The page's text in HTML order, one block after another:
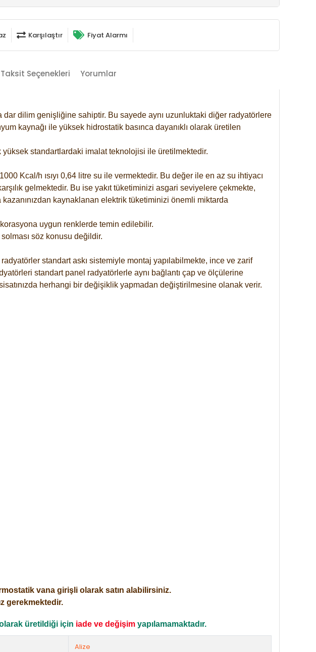
Karşılaştır Fiyat Alarmı
Taksit Seçenekleri Yorumlar
dilim genişliğine sahiptir. Bu sayede aynı uzunluktaki diğer radyatörlere
kaynağı ile yüksek hidrostatik basınca dayanıklı olarak üretilen
standartlardaki imalat teknolojisi ile üretilmektedir.
Kcal/h ısıyı 0,64 litre su ile vermektedir. Bu değer ile en az su ihtiyacı
gelmektedir. Bu ise yakıt tüketiminizi asgari seviyelere çekmekte,
kazanınızdan kaynaklanan elektrik tüketiminizi önemli miktarda
uygun renklerde temin edilebilir.
söz konusu değildir.
standart askı sistemiyle montaj yapılabilmekte, ince ve zarif
standart panel radyatörlerle aynı bağlantı çap ve ölçülerine
herhangi bir değişiklik yapmadan değiştirilmesine olanak verir.
vana girişli olarak satın alabilirsiniz.
gerekmektedir.
üretildiği için iade ve değişim yapılamamaktadır.
Alize